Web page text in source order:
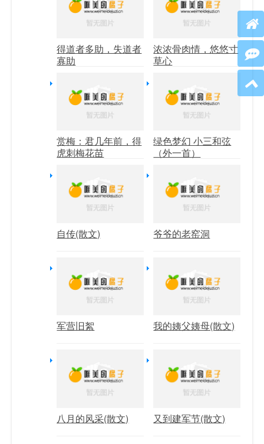
得道者多助，失道者
寡助
浓浓骨肉情，悠悠寸
草心
赏梅：君几年前，得
虎刺梅花苗
绿色梦幻 小三和弦
（外一首）
自传(散文) 爷爷的老窑洞
军营旧絮 我的姨父姨母(散文)
八月的风采(散文) 又到建军节(散文)